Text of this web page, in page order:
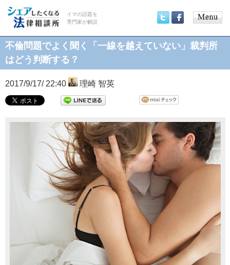
イマの話題を
専門家が解説
menu
不倫問題でよく聞く「一線を越えていない」裁判所
はどう判断する？
2017/9/17/ 22:40 理崎 智英